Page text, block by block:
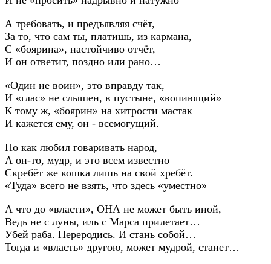
А требовать, и предъявляя счёт,
За то, что сам ты, платишь, из кармана,
С «боярина», настойчиво отчёт,
И он ответит, поздно или рано…
«Один не воин», это вправду так,
И «глас» не слышен, в пустыне, «вопиющий»
К тому ж, «боярин» на хитрости мастак
И кажется ему, он - всемогущий.
Но как любил говаривать народ,
А он-то, мудр, и это всем известно
Скребёт же кошка лишь на свой хребёт.
«Туда» всего не взять, что здесь «уместно»
А что до «власти», ОНА не может быть иной,
Ведь не с луны, иль с Марса прилетает…
Убей раба. Переродись. И стань собой…
Тогда и «власть» другою, может мудрой, станет…